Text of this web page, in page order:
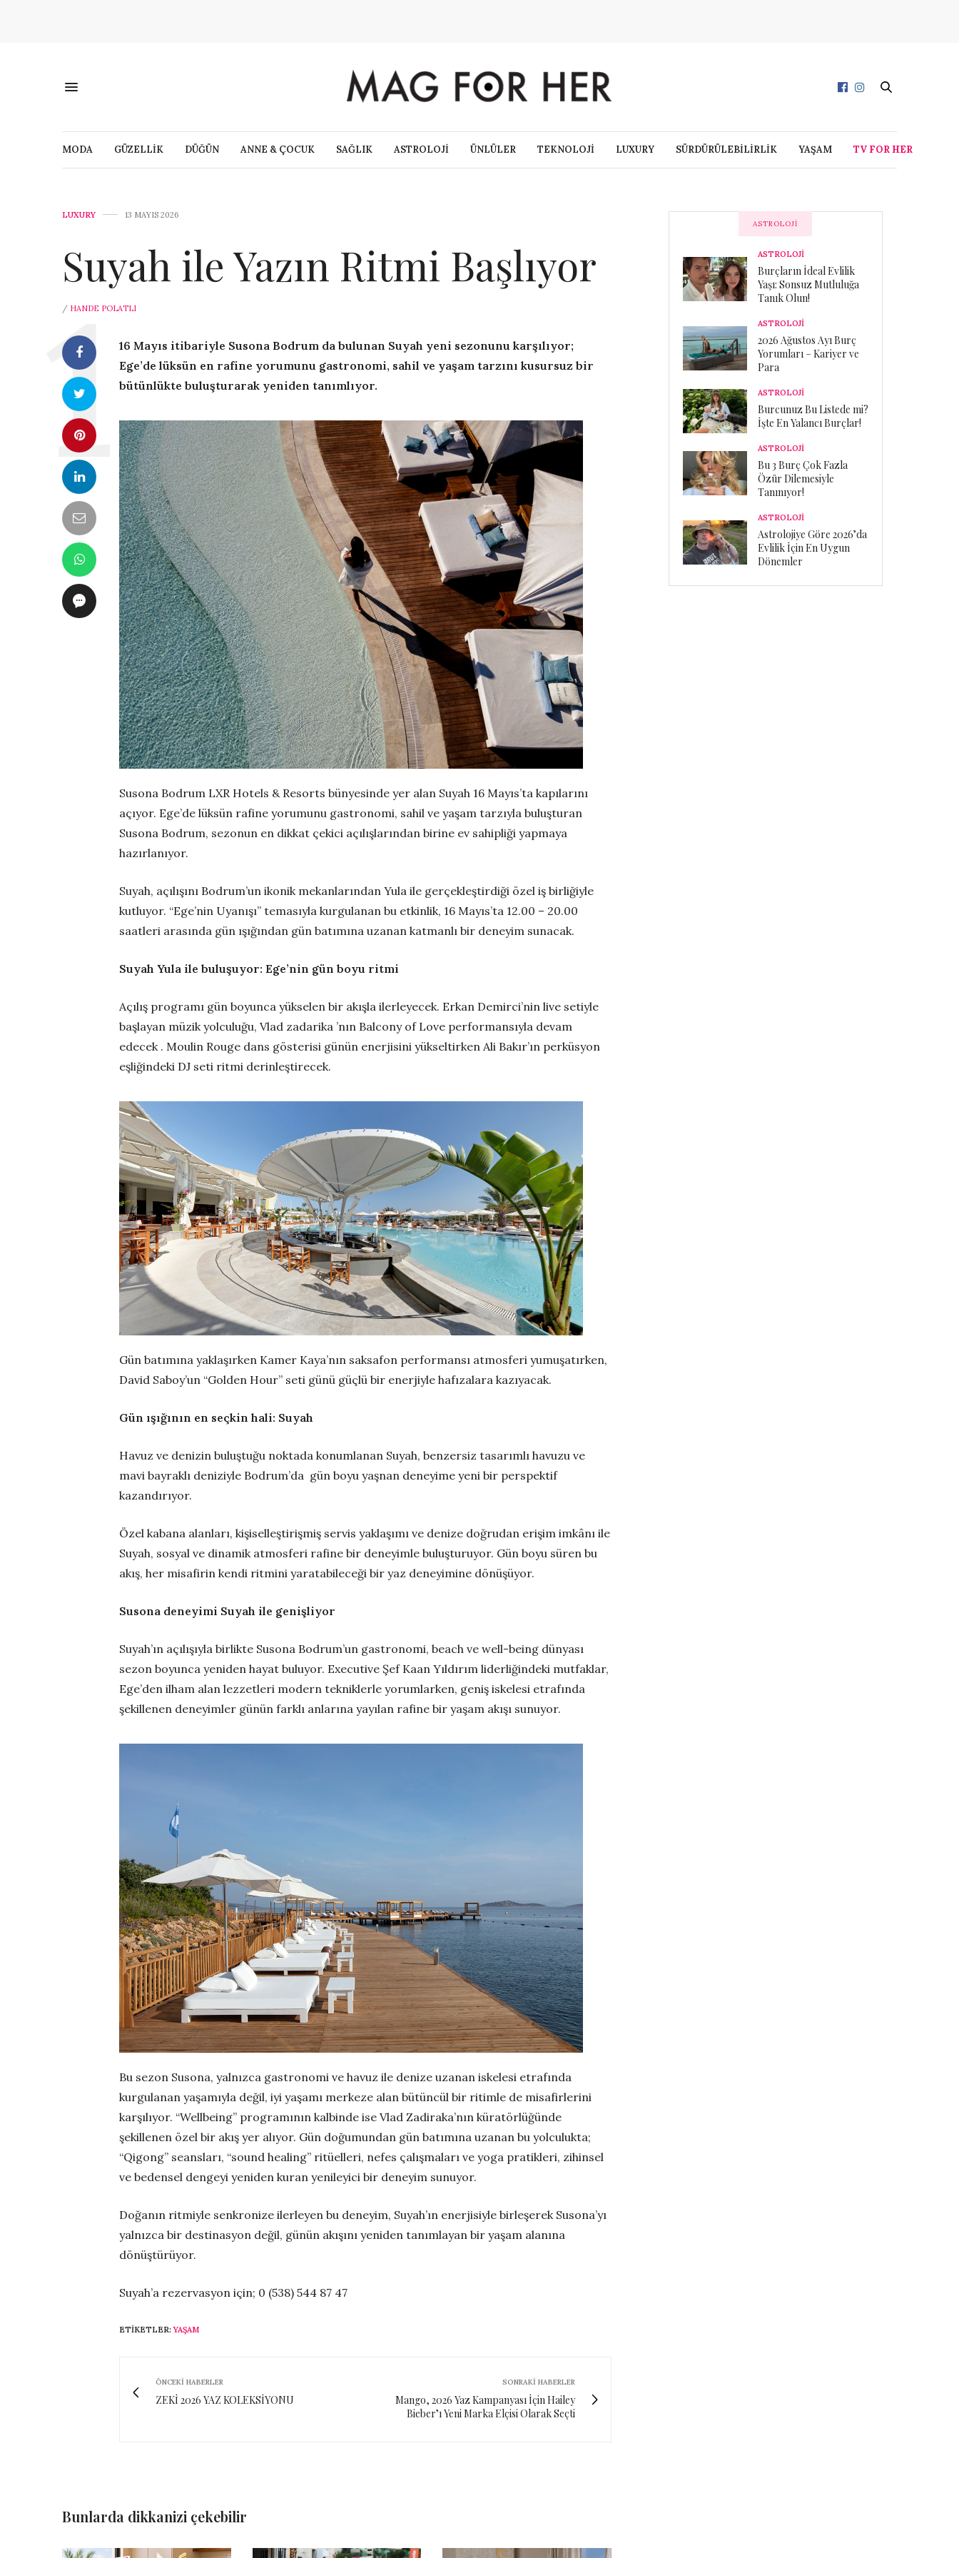
MODA GÜZELLİK DÜĞÜN ANNE & ÇOCUK SAĞLIK ASTROLOJİ ÜNLÜLER TEKNOLOJİ LUXURY SÜRDÜRÜLEBİLİRLİK YAŞAM TV FOR HER
LUXURY 13 MAYIS 2026
Suyah ile Yazın Ritmi Başlıyor
/ HANDE POLATLI
16 Mayıs itibariyle Susona Bodrum da bulunan Suyah yeni sezonunu karşılıyor;
Ege’de lüksün en rafine yorumunu gastronomi, sahil ve yaşam tarzını kusursuz bir
bütünlükte buluşturarak yeniden tanımlıyor.
Susona Bodrum LXR Hotels & Resorts bünyesinde yer alan Suyah 16 Mayıs’ta kapılarını
açıyor. Ege’de lüksün rafine yorumunu gastronomi, sahil ve yaşam tarzıyla buluşturan
Susona Bodrum, sezonun en dikkat çekici açılışlarından birine ev sahipliği yapmaya
hazırlanıyor.
Suyah, açılışını Bodrum’un ikonik mekanlarından Yula ile gerçekleştirdiği özel iş birliğiyle
kutluyor. “Ege’nin Uyanışı” temasıyla kurgulanan bu etkinlik, 16 Mayıs’ta 12.00 – 20.00
saatleri arasında gün ışığından gün batımına uzanan katmanlı bir deneyim sunacak.
Suyah Yula ile buluşuyor: Ege’nin gün boyu ritmi
Açılış programı gün boyunca yükselen bir akışla ilerleyecek. Erkan Demirci’nin live setiyle
başlayan müzik yolculuğu, Vlad zadarika ’nın Balcony of Love performansıyla devam
edecek . Moulin Rouge dans gösterisi günün enerjisini yükseltirken Ali Bakır’ın perküsyon
eşliğindeki DJ seti ritmi derinleştirecek.
Gün batımına yaklaşırken Kamer Kaya’nın saksafon performansı atmosferi yumuşatırken,
David Saboy’un “Golden Hour” seti günü güçlü bir enerjiyle hafızalara kazıyacak.
Gün ışığının en seçkin hali: Suyah
Havuz ve denizin buluştuğu noktada konumlanan Suyah, benzersiz tasarımlı havuzu ve
mavi bayraklı deniziyle Bodrum’da gün boyu yaşnan deneyime yeni bir perspektif
kazandırıyor.
Özel kabana alanları, kişiselleştirişmiş servis yaklaşımı ve denize doğrudan erişim imkânı ile
Suyah, sosyal ve dinamik atmosferi rafine bir deneyimle buluşturuyor. Gün boyu süren bu
akış, her misafirin kendi ritmini yaratabileceği bir yaz deneyimine dönüşüyor.
Susona deneyimi Suyah ile genişliyor
Suyah’ın açılışıyla birlikte Susona Bodrum’un gastronomi, beach ve well-being dünyası
sezon boyunca yeniden hayat buluyor. Executive Şef Kaan Yıldırım liderliğindeki mutfaklar,
Ege’den ilham alan lezzetleri modern tekniklerle yorumlarken, geniş iskelesi etrafında
şekillenen deneyimler günün farklı anlarına yayılan rafine bir yaşam akışı sunuyor.
Bu sezon Susona, yalnızca gastronomi ve havuz ile denize uzanan iskelesi etrafında
kurgulanan yaşamıyla değil, iyi yaşamı merkeze alan bütüncül bir ritimle de misafirlerini
karşılıyor. “Wellbeing” programının kalbinde ise Vlad Zadiraka’nın küratörlüğünde
şekillenen özel bir akış yer alıyor. Gün doğumundan gün batımına uzanan bu yolculukta;
“Qigong” seansları, “sound healing” ritüelleri, nefes çalışmaları ve yoga pratikleri, zihinsel
ve bedensel dengeyi yeniden kuran yenileyici bir deneyim sunuyor.
Doğanın ritmiyle senkronize ilerleyen bu deneyim, Suyah’ın enerjisiyle birleşerek Susona’yı
yalnızca bir destinasyon değil, günün akışını yeniden tanımlayan bir yaşam alanına
dönüştürüyor.
Suyah’a rezervasyon için; 0 (538) 544 87 47
ETIKETLER:YAŞAM
ÖNCEKI HABERLER
ZEKİ 2026 YAZ KOLEKSİYONU
SONRAKI HABERLER
Mango, 2026 Yaz Kampanyası İçin Hailey
Bieber’ı Yeni Marka Elçisi Olarak Seçti
Bunlarda dikkanizi çekebilir
ASTROLOJI
ASTROLOJİ
Burçların İdeal Evlilik
Yaşı: Sonsuz Mutluluğa
Tanık Olun!
ASTROLOJİ
2026 Ağustos Ayı Burç
Yorumları – Kariyer ve
Para
ASTROLOJİ
Burcunuz Bu Listede mi?
İşte En Yalancı Burçlar!
ASTROLOJİ
Bu 3 Burç Çok Fazla
Özür Dilemesiyle
Tanınıyor!
ASTROLOJİ
Astrolojiye Göre 2026’da
Evlilik İçin En Uygun
Dönemler